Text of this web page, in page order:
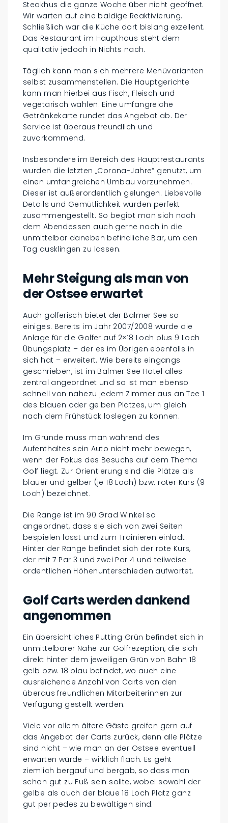
Steakhus die ganze Woche über nicht geöffnet.
Wir warten auf eine baldige Reaktivierung.
Schließlich war die Küche dort bislang exzellent.
Das Restaurant im Haupthaus steht dem
qualitativ jedoch in Nichts nach.
Täglich kann man sich mehrere Menüvarianten
selbst zusammenstellen. Die Hauptgerichte
kann man hierbei aus Fisch, Fleisch und
vegetarisch wählen. Eine umfangreiche
Getränkekarte rundet das Angebot ab. Der
Service ist überaus freundlich und
zuvorkommend.
Insbesondere im Bereich des Hauptrestaurants
wurden die letzten „Corona-Jahre“ genutzt, um
einen umfangreichen Umbau vorzunehmen.
Dieser ist außerordentlich gelungen. Liebevolle
Details und Gemütlichkeit wurden perfekt
zusammengestellt. So begibt man sich nach
dem Abendessen auch gerne noch in die
unmittelbar daneben befindliche Bar, um den
Tag ausklingen zu lassen.
Mehr Steigung als man von
der Ostsee erwartet
Auch golferisch bietet der Balmer See so
einiges. Bereits im Jahr 2007/2008 wurde die
Anlage für die Golfer auf 2×18 Loch plus 9 Loch
Übungsplatz – der es im Übrigen ebenfalls in
sich hat – erweitert. Wie bereits eingangs
geschrieben, ist im Balmer See Hotel alles
zentral angeordnet und so ist man ebenso
schnell von nahezu jedem Zimmer aus an Tee 1
des blauen oder gelben Platzes, um gleich
nach dem Frühstück loslegen zu können.
Im Grunde muss man während des
Aufenthaltes sein Auto nicht mehr bewegen,
wenn der Fokus des Besuchs auf dem Thema
Golf liegt. Zur Orientierung sind die Plätze als
blauer und gelber (je 18 Loch) bzw. roter Kurs (9
Loch) bezeichnet.
Die Range ist im 90 Grad Winkel so
angeordnet, dass sie sich von zwei Seiten
bespielen lässt und zum Trainieren einlädt.
Hinter der Range befindet sich der rote Kurs,
der mit 7 Par 3 und zwei Par 4 und teilweise
ordentlichen Höhenunterschieden aufwartet.
Golf Carts werden dankend
angenommen
Ein übersichtliches Putting Grün befindet sich in
unmittelbarer Nähe zur Golfrezeption, die sich
direkt hinter dem jeweiligen Grün von Bahn 18
gelb bzw. 18 blau befindet, wo auch eine
ausreichende Anzahl von Carts von den
überaus freundlichen Mitarbeiterinnen zur
Verfügung gestellt werden.
Viele vor allem ältere Gäste greifen gern auf
das Angebot der Carts zurück, denn alle Plätze
sind nicht – wie man an der Ostsee eventuell
erwarten würde – wirklich flach. Es geht
ziemlich bergauf und bergab, so dass man
schon gut zu Fuß sein sollte, wobei sowohl der
gelbe als auch der blaue 18 Loch Platz ganz
gut per pedes zu bewältigen sind.